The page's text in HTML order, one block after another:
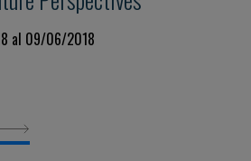
al 09/06/2018